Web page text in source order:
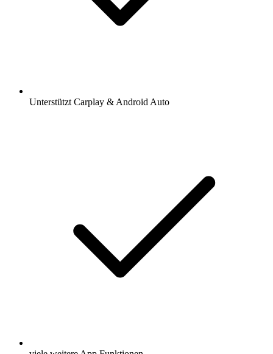
Unterstützt Carplay & Android Auto